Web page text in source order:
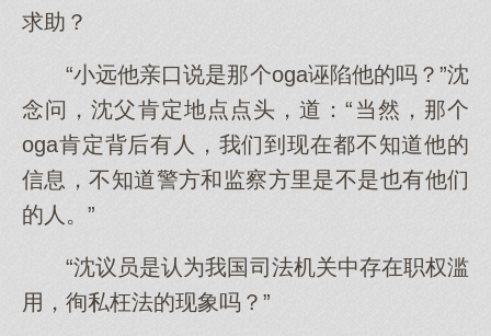
求助？
“小远他亲口说是那个oga诬陷他的吗？”沈
念问，沈父肯定地点点头，道：“当然，那个
oga肯定背后有人，我们到现在都不知道他的
信息，不知道警方和监察方里是不是也有他们
的人。”
“沈议员是认为我国司法机关中存在职权滥
用，徇私枉法的现象吗？”